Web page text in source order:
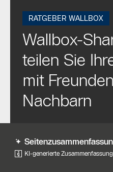
RATGEBER WALLBOX
Wallbox-
teilen Sie
mit
Nachbarn
KI-generierte Zusammenfassung